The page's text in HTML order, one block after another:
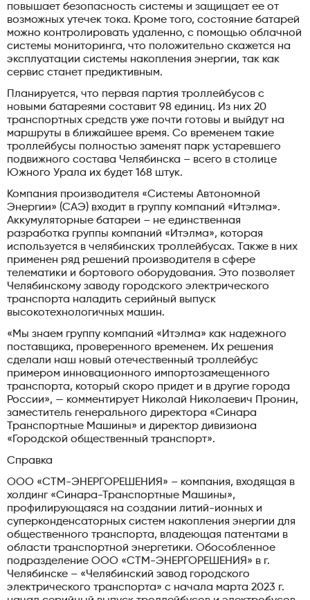
повышает безопасность системы и защищает ее от
возможных утечек тока. Кроме того, состояние батарей
можно контролировать удаленно, с помощью облачной
системы мониторинга, что положительно скажется на
эксплуатации системы накопления энергии, так как
сервис станет предиктивным.
Планируется, что первая партия троллейбусов с
новыми батареями составит 98 единиц. Из них 20
транспортных средств уже почти готовы и выйдут на
маршруты в ближайшее время. Со временем такие
троллейбусы полностью заменят парк устаревшего
подвижного состава Челябинска – всего в столице
Южного Урала их будет 168 штук.
Компания производителя «Системы Автономной
Энергии» (САЭ) входит в группу компаний «Итэлма».
Аккумуляторные батареи – не единственная
разработка группы компаний «Итэлма», которая
используется в челябинских троллейбусах. Также в них
применен ряд решений производителя в сфере
телематики и бортового оборудования. Это позволяет
Челябинскому заводу городского электрического
транспорта наладить серийный выпуск
высокотехнологичных машин.
«Мы знаем группу компаний «Итэлма» как надежного
поставщика, проверенного временем. Их решения
сделали наш новый отечественный троллейбус
примером инновационного импортозамещенного
транспорта, который скоро придет и в другие города
России», — комментирует Николай Николаевич Пронин,
заместитель генерального директора «Синара
Транспортные Машины» и директор дивизиона
«Городской общественный транспорт».
Справка
ООО «СТМ-ЭНЕРГОРЕШЕНИЯ» – компания, входящая в
холдинг «Синара-Транспортные Машины»,
профилирующаяся на создании литий-ионных и
суперконденсаторных систем накопления энергии для
общественного транспорта, владеющая патентами в
области транспортной энергетики. Обособленное
подразделение ООО «СТМ-ЭНЕРГОРЕШЕНИЯ» в г.
Челябинске – «Челябинский завод городского
электрического транспорта» с начала марта 2023 г.